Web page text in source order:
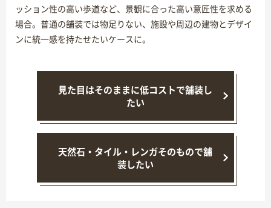
ッション性の高い歩道など、景観に合った高い意匠性を求める
場合。普通の舗装では物足りない、施設や周辺の建物とデザイ
ンに統一感を持たせたいケースに。
見た目はそのままに低コストで舗装し
たい
天然石・タイル・レンガそのもので舗
装したい